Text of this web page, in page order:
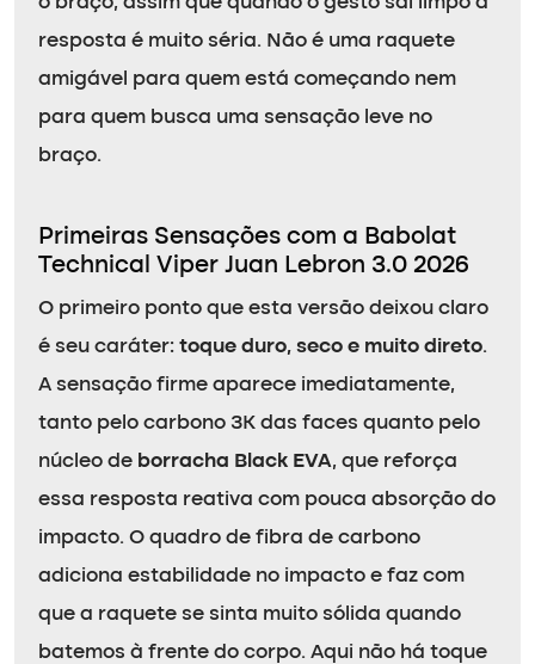
resposta é muito séria. Não é uma raquete
amigável para quem está começando nem
para quem busca uma sensação leve no
braço.
Primeiras Sensações com a Babolat
Technical Viper Juan Lebron 3.0 2026
O primeiro ponto que esta versão deixou claro
é seu caráter: toque duro, seco e muito direto.
A sensação firme aparece imediatamente,
tanto pelo carbono 3K das faces quanto pelo
núcleo de borracha Black EVA, que reforça
essa resposta reativa com pouca absorção do
impacto. O quadro de fibra de carbono
adiciona estabilidade no impacto e faz com
que a raquete se sinta muito sólida quando
batemos à frente do corpo. Aqui não há toque